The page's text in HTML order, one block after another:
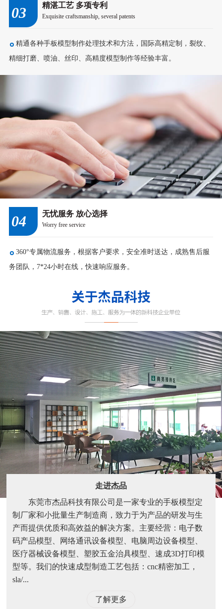
03 精湛工艺 多项专利
Exquisite craftsmanship, several patents
精通各种手板模型制作处理技术和方法，国际高精定制，裂纹、
精细打磨、喷油、丝印、高精度模型制作等经验丰富。
04 无忧服务 放心选择
Worry free service
360°专属物流服务，根据客户要求，安全准时送达，成熟售后服
务团队，7*24小时在线，快速响应服务。
走进杰品
东莞市杰品科技有限公司是一家专业的手板模型定
制厂家和小批量生产制造商，致力于为产品的研发与生
产而提供优质和高效益的解决方案。主要经营：电子数
码产品模型、网络通讯设备模型、电脑周边设备模型、
医疗器械设备模型、塑胶五金治具模型、速成3D打印模
型等。我们的快速成型制造工艺包括：cnc精密加工，
sla/...
了解更多